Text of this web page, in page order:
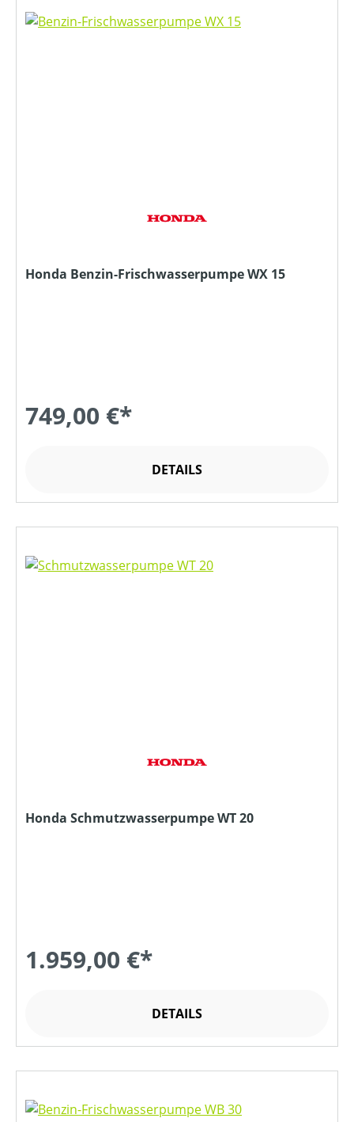
Honda Benzin-Frischwasserpumpe WX 15
749,00 €*
DETAILS
Honda Schmutzwasserpumpe WT 20
1.959,00 €*
DETAILS